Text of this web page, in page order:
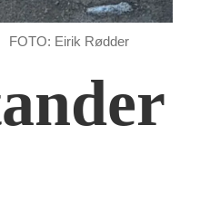
FOTO: Eirik Rødder